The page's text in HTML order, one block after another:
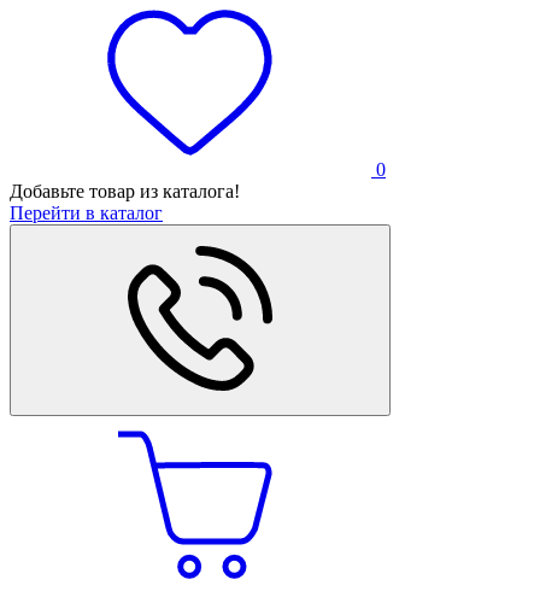
0
Добавьте товар из каталога!
Перейти в каталог